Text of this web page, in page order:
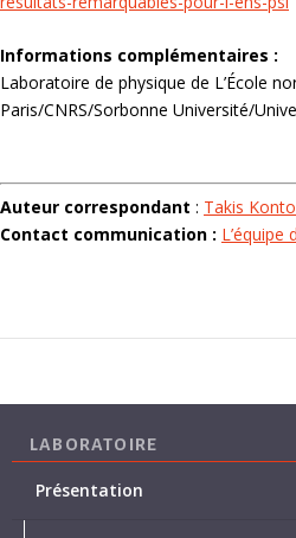
Informations complémentaires :
Laboratoire de physique de L’École
Paris/CNRS/Sorbonne Université/
Auteur correspondant : Takis
Contact communication :
LABORATOIRE
Présentation